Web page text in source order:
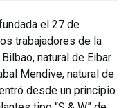
el 27 de
trabajadores de la
natural de Eibar
Mendive, natural de
desde un principio